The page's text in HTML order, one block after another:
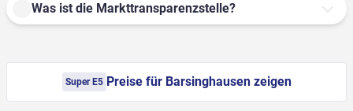
Was ist die Markttransparenzstelle?
Super E5 Preise für Barsinghausen zeigen